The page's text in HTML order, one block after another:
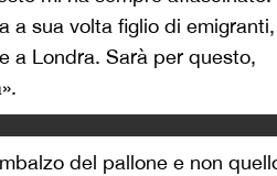
a sua volta figlio di emigranti,
a Londra. Sarà per questo,
del pallone e non